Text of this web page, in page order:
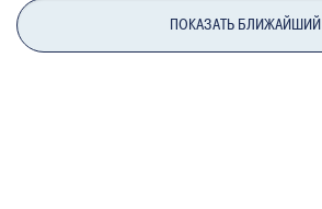
ПОКАЗАТЬ БЛИЖАЙШИЙ